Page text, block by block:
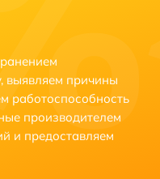
выявляем причины
работоспособность
производителем
и предоставляем